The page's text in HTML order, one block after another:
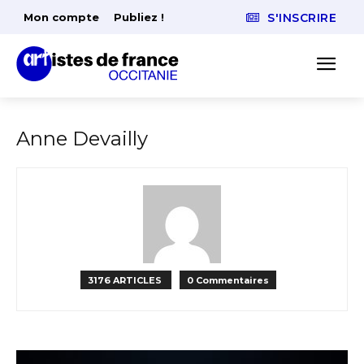
Mon compte Publiez ! S'INSCRIRE
Anne Devailly
3176 ARTICLES 0 Commentaires